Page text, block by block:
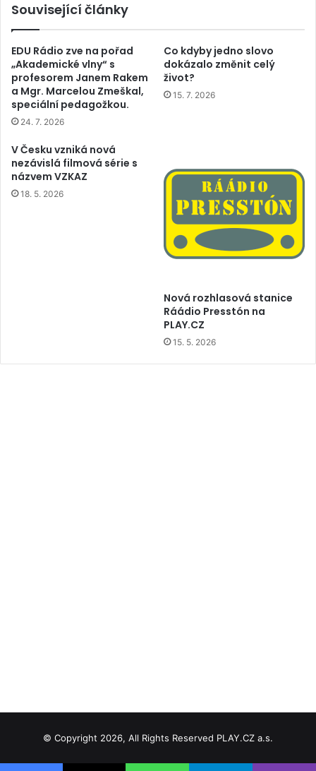
Související články
EDU Rádio zve na pořad
„Akademické vlny“ s
profesorem Janem Rakem
a Mgr. Marcelou Zmeškal,
speciální pedagožkou.
24. 7. 2026
Co kdyby jedno slovo
dokázalo změnit celý
život?
15. 7. 2026
V Česku vzniká nová
nezávislá filmová série s
názvem VZKAZ
18. 5. 2026
Nová rozhlasová stanice
Ráádio Presstón na
PLAY.CZ
15. 5. 2026
© Copyright 2026, All Rights Reserved PLAY.CZ a.s.